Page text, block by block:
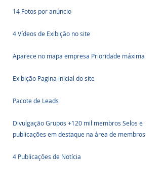
14 Fotos por anúncio
4 Vídeos de Exibição no site
Aparece no mapa empresa Prioridade máxima
Exibição Pagina inicial do site
Pacote de Leads
Divulgação Grupos +120 mil membros Selos e
publicações em destaque na área de membros
4 Publicações de Notícia